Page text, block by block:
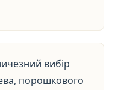
вибір
порошкового